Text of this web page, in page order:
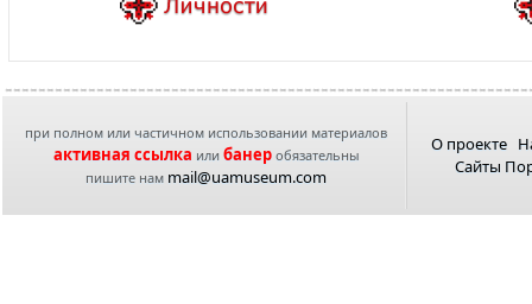
при полном или частичном использовании материалов
активная ссылка или банеробязательны
пишите нам mail@uamuseum.com
О проекте
Сайты